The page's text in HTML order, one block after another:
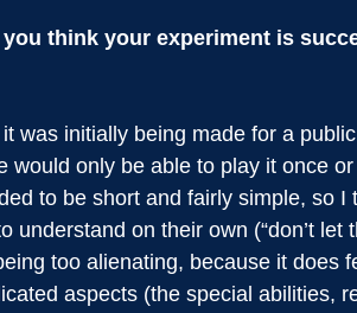
you think your experiment is
it was initially being made for a
would only be able to play it once
to be short and fairly simple, so
understand on their own (“don’t
too alienating, because it does
aspects (the special abilities,